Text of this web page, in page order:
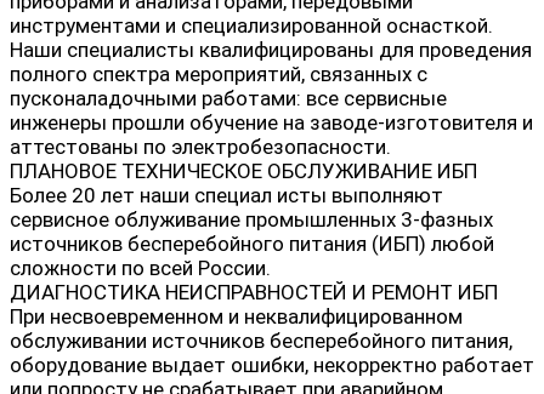
инструментами и специализированной оснасткой.
Наши специалисты квалифицированы для проведения
полного спектра мероприятий, связанных с
пусконаладочными работами: все сервисные
инженеры прошли обучение на заводе-изготовителя и
аттестованы по электробезопасности.
ПЛАНОВОЕ ТЕХНИЧЕСКОЕ ОБСЛУЖИВАНИЕ ИБП
Более 20 лет наши специал исты выполняют
сервисное облуживание промышленных 3-фазных
источников бесперебойного питания (ИБП) любой
сложности по всей России.
ДИАГНОСТИКА НЕИСПРАВНОСТЕЙ И РЕМОНТ ИБП
При несвоевременном и неквалифицированном
обслуживании источников бесперебойного питания,
оборудование выдает ошибки, некорректно работает